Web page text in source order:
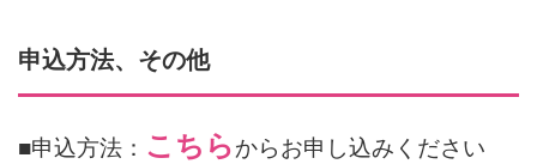
申込方法、その他
■申込方法： こちらからお申し込みください